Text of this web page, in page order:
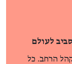
לעולם
הרחב. כל